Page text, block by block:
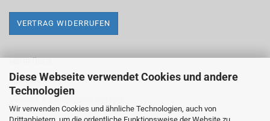
Diese Webseite verwendet Cookies und andere
Technologien
Wir verwenden Cookies und ähnliche Technologien, auch von
Drittanbietern, um die ordentliche Funktionsweise der Website zu
VERTRAG WIDERRUFEN
Impressum
Versand- & Zahlungsbedingungen